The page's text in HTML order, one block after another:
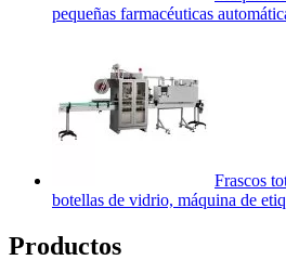
pequeñas farmacéuticas
Frascos
botellas de vidrio, máquina de
Productos